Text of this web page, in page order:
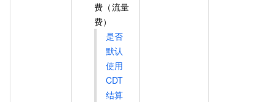
费（流量
费）
是否
默认
使用
CDT
结算